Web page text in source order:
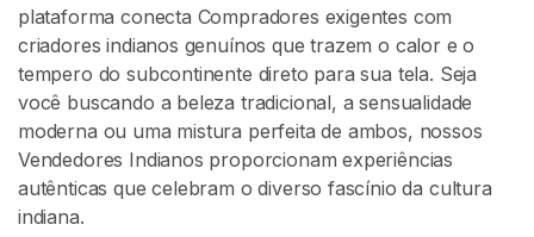
plataforma conecta Compradores exigentes com
criadores indianos genuínos que trazem o calor e o
tempero do subcontinente direto para sua tela. Seja
você buscando a beleza tradicional, a sensualidade
moderna ou uma mistura perfeita de ambos, nossos
Vendedores Indianos proporcionam experiências
autênticas que celebram o diverso fascínio da cultura
indiana.
V
e
n
d
e
d
o
r